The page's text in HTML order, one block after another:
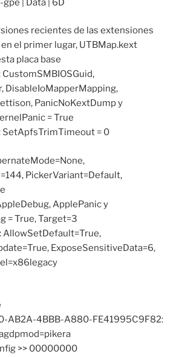
| Data | 6D
recientes de las extensiones
el primer lugar, UTBMap.kext
placa base
CustomSMBIOSGuid,
DisableIoMapperMapping,
PanicNoKextDump y
= True
SetApfsTrimTimeout = 0
PickerVariant=Default,
ApplePanic y
= True, Target=3
AllowSetDefault=True,
ExposeSensitiveData=6,
AB2A-4BBB-A880-FE41995C9F82:
>> 00000000